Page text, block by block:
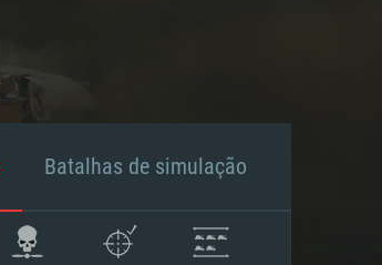
Batalhas de simulação